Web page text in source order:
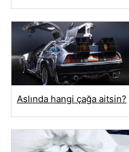
Aslında hangi çağa aitsin?